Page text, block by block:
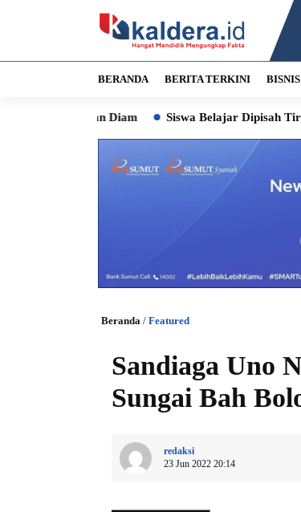
BERANDA BERITA TERKINI BISNIS
Siswa Belajar Dipisah Tirai, Bobby
Beranda / Featured
Sandiaga Uno
Sungai Bah
redaksi
23 Jun 2022 20:14